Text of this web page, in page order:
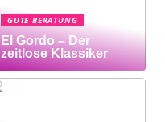
GUTE BERATUNG
El Gordo – Der
zeitlose Klassiker